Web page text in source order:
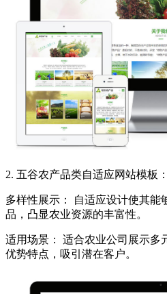
2. 五谷农产品类自适应网站模板：
多样性展示： 自适应设计使其能
品，凸显农业资源的丰富性。
适用场景： 适合农业公司展示多
优势特点，吸引潜在客户。